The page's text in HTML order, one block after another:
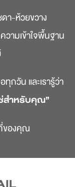
า-ห้วยขวาง
ามเข้าใจพื้นฐาน
กวัน และเรารู้ว่า
สำหรับคุณ”
ของคุณ